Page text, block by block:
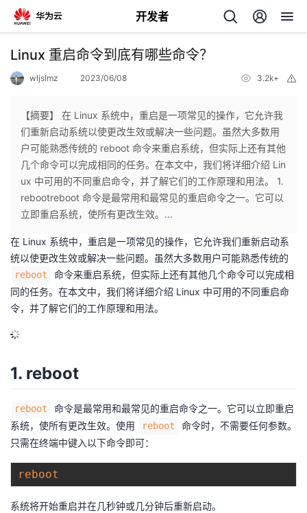
开发者
返
个
人
页
我
开
发
者
博
客
的
论
我
的
我
的
开
发
堂
我
我
的
Programs
我
的
我
的
我
Linux 重启命令到底有哪些命令？
wljslmz 2023/06/08 3.2k+
【摘要】 在 Linux 系统中，重启是一项常见的操作，它允许我
们重新启动系统以使更改生效或解决一些问题。虽然大多数用
户可能熟悉传统的 reboot 命令来重启系统，但实际上还有其他
几个命令可以完成相同的任务。在本文中，我们将详细介绍 Lin
ux 中可用的不同重启命令，并了解它们的工作原理和用法。 1.
rebootreboot 命令是最常用和最常见的重启命令之一。它可以
立即重启系统，使所有更改生效。...
在 Linux 系统中，重启是一项常见的操作，它允许我们重新启动系
统以使更改生效或解决一些问题。虽然大多数用户可能熟悉传统的
reboot
命令来重启系统，但实际上还有其他几个命令可以完成相
同的任务。在本文中，我们将详细介绍 Linux 中可用的不同重启命
令，并了解它们的工作原理和用法。
1. reboot
reboot
命令是最常用和最常见的重启命令之一。它可以立即重启
系统，使所有更改生效。使用
reboot
命令时，不需要任何参数。
只需在终端中键入以下命令即可：
reboot
系统将开始重启并在几秒钟或几分钟后重新启动。